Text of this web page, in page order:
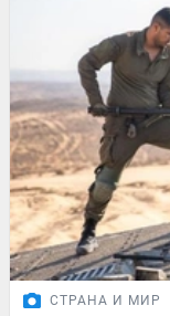
СТРАНА И МИР